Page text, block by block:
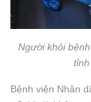
Người khỏi
Bệnh viện Nhân